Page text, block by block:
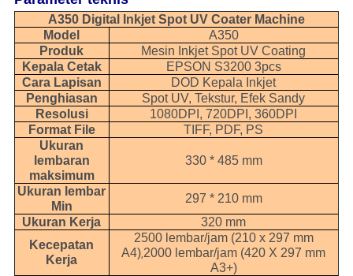
A350 Digital Inkjet Spot UV Coater Machine
Model
A350
Produk
Mesin Inkjet Spot UV Coating
Kepala Cetak
EPSON S3200 3pcs
Cara Lapisan
DOD Kepala Inkjet
Penghiasan
Spot UV, Tekstur, Efek Sandy
Resolusi
1080DPI, 720DPI, 360DPI
Format File
TIFF, PDF, PS
Ukuran
lembaran
maksimum
330 * 485 mm
Ukuran lembar
Min
297 * 210 mm
Ukuran Kerja
320 mm
Kecepatan
Kerja
2500 lembar/jam (210 x 297 mm
A4),2000 lembar/jam (420 X 297 mm
A3+)